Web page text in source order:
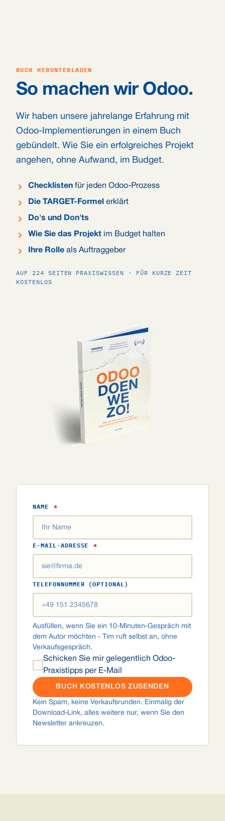
BUCH HERUNTERLADEN
So machen wir Odoo.
Wir haben unsere jahrelange Erfahrung mit
Odoo-Implementierungen in einem Buch
gebündelt. Wie Sie ein erfolgreiches Projekt
angehen, ohne Aufwand, im Budget.
Checklisten für jeden Odoo-Prozess
Die TARGET-Formel erklärt
Do's und Don'ts
Wie Sie das Projekt im Budget halten
Ihre Rolle als Auftraggeber
AUF 224 SEITEN PRAXISWISSEN · FÜR KURZE ZEIT
KOSTENLOS
NAME *
E-MAIL-ADRESSE *
TELEFONNUMMER (OPTIONAL)
Ausfüllen, wenn Sie ein 10-Minuten-Gespräch mit
dem Autor möchten - Tim ruft selbst an, ohne
Verkaufsgespräch.
Schicken Sie mir gelegentlich Odoo-
Praxistipps per E-Mail
BUCH KOSTENLOS ZUSENDEN
Kein Spam, keine Verkaufsrunden. Einmalig der
Download-Link, alles weitere nur, wenn Sie den
Newsletter ankreuzen.